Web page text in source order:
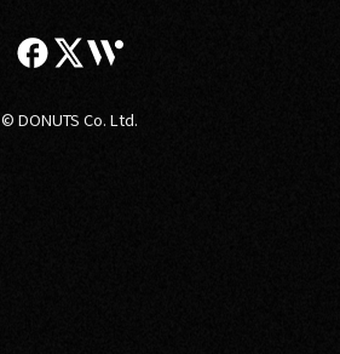
© DONUTS Co. Ltd.